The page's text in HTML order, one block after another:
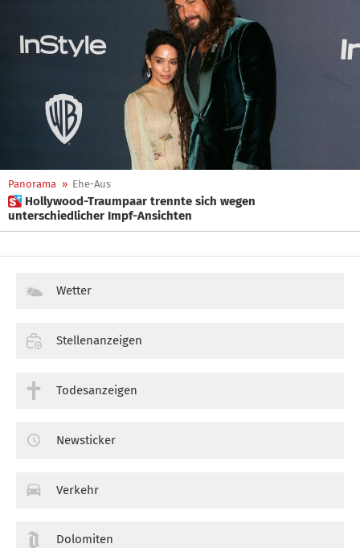
Panorama » Ehe-Aus
 Hollywood-Traumpaar trennte sich wegen
unterschiedlicher Impf-Ansichten
Wetter
Stellenanzeigen
Todesanzeigen
Newsticker
Verkehr
Dolomiten